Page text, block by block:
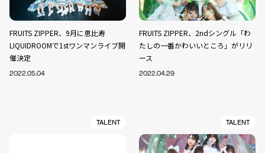
FRUITS ZIPPER、9月に恵比寿
LIQUIDROOMで1stワンマンライブ開
催決定
2022.05.04
FRUITS ZIPPER、2ndシングル「わ
たしの一番かわいいところ」がリリ
ース
2022.04.29
TALENT TALENT